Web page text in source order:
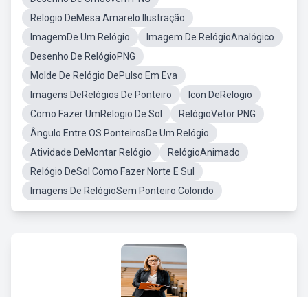
Relogio DeMesa Amarelo Ilustração
ImagemDe Um Relógio
Imagem De RelógioAnalógico
Desenho De RelógioPNG
Molde De Relógio DePulso Em Eva
Imagens DeRelógios De Ponteiro
Icon DeRelogio
Como Fazer UmRelogio De Sol
RelógioVetor PNG
Ângulo Entre OS PonteirosDe Um Relógio
Atividade DeMontar Relógio
RelógioAnimado
Relógio DeSol Como Fazer Norte E Sul
Imagens De RelógioSem Ponteiro Colorido